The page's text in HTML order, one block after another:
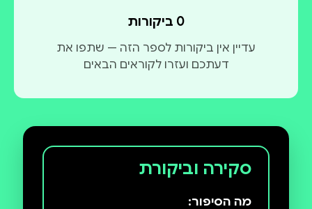
0 ביקורות
עדיין אין ביקורות לספר הזה — שתפו את
דעתכם ועזרו לקוראים הבאים
סקירה וביקורת
מה הסיפור: